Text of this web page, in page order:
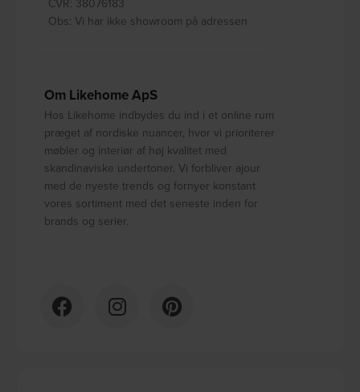
Obs: Vi har ikke showroom på adressen
Om Likehome ApS
Hos Likehome indbydes du ind i et online rum
præget af nordiske nuancer, hvor vi prioriterer
møbler og interiør af høj kvalitet med
skandinaviske undertoner. Vi forbliver ajour
med de nyeste trends og fornyer konstant
vores sortiment med det seneste inden for
brands og serier.